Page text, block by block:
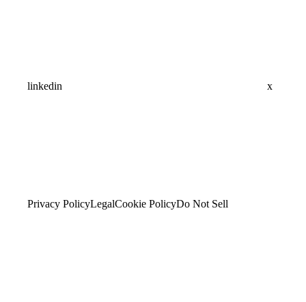
linkedin x
Privacy PolicyLegalCookie PolicyDo Not Sell